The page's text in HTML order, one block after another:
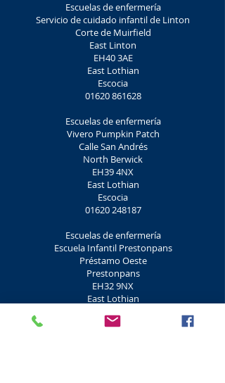
Escuelas de enfermería
Servicio de cuidado infantil de Linton
Corte de Muirfield
East Linton
EH40 3AE
East Lothian
Escocia
01620 861628
Escuelas de enfermería
Vivero Pumpkin Patch
Calle San Andrés
North Berwick
EH39 4NX
East Lothian
Escocia
01620 248187
Escuelas de enfermería
Escuela Infantil Prestonpans
Préstamo Oeste
Prestonpans
EH32 9NX
East Lothian
01875 810028